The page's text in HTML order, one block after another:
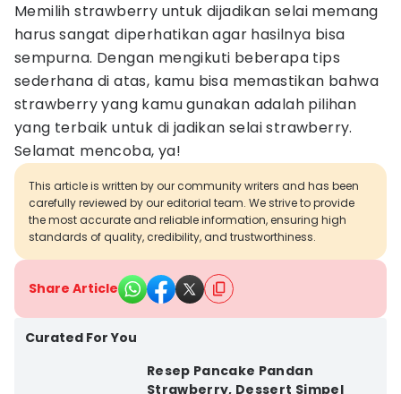
Memilih strawberry untuk dijadikan selai memang
harus sangat diperhatikan agar hasilnya bisa
sempurna. Dengan mengikuti beberapa tips
sederhana di atas, kamu bisa memastikan bahwa
strawberry yang kamu gunakan adalah pilihan
yang terbaik untuk di jadikan selai strawberry.
Selamat mencoba, ya!
This article is written by our community writers and has been
carefully reviewed by our editorial team. We strive to provide
the most accurate and reliable information, ensuring high
standards of quality, credibility, and trustworthiness.
Share Article
Curated For You
Resep Pancake Pandan
Strawberry, Dessert Simpel